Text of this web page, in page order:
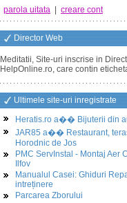
parola uitata creare cont
Director Web
Meditatii, Site-uri inscrise in
HelpOnline.ro, care contin
Ultimele site-uri inregistrate
Heratis.ro a�� Bijuterii din
JAR85 a�� Restaurant,
Horodnic de Jos
PMC ServInstal - Montaj Aer
Ilfov
Manualul Casei: Ghiduri
intreținere
Parcarea Zborului